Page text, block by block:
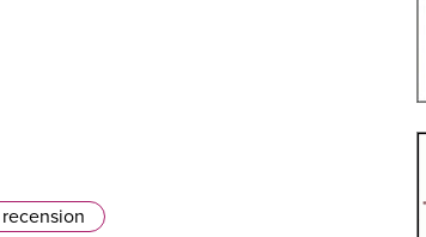
recension